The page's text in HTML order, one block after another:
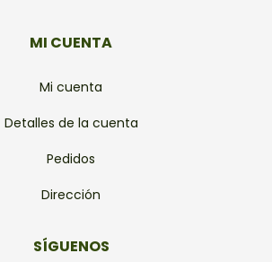
MI CUENTA
Mi cuenta
Detalles de la cuenta
Pedidos
Dirección
SÍGUENOS